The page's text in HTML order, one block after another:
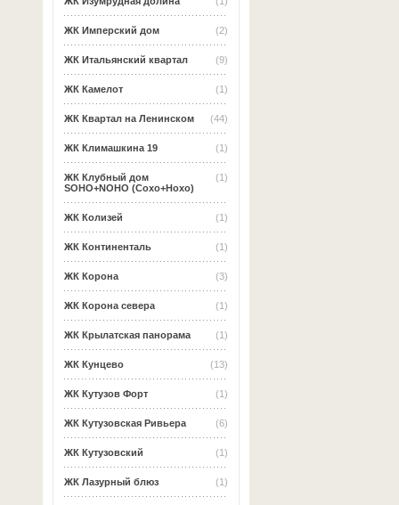
(2)
ЖК Имперский дом
(9)
ЖК Итальянский квартал
(1)
ЖК Камелот
(44)
ЖК Квартал на Ленинском
(1)
ЖК Климашкина 19
(1)
ЖК Клубный дом
SOHO+NOHO (Сохо+Нохо)
(1)
ЖК Колизей
(1)
ЖК Континенталь
(3)
ЖК Корона
(1)
ЖК Корона севера
(1)
ЖК Крылатская панорама
(13)
ЖК Кунцево
(1)
ЖК Кутузов Форт
(6)
ЖК Кутузовская Ривьера
(1)
ЖК Кутузовский
(1)
ЖК Лазурный блюз